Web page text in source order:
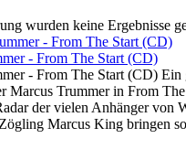
wurden keine Ergebnisse
- From The Start (CD)
- From The Start (CD) Ein
Marcus Trummer in From
der vielen Anhänger von
Marcus King bringen